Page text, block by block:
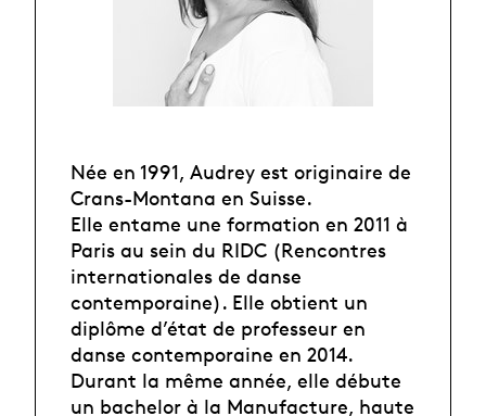
Née en 1991, Audrey est originaire de
Crans-Montana en Suisse.
Elle entame une formation en 2011 à
Paris au sein du RIDC (Rencontres
internationales de danse
contemporaine). Elle obtient un
diplôme d’état de professeur en
danse contemporaine en 2014.
Durant la même année, elle débute
un bachelor à la Manufacture, haute